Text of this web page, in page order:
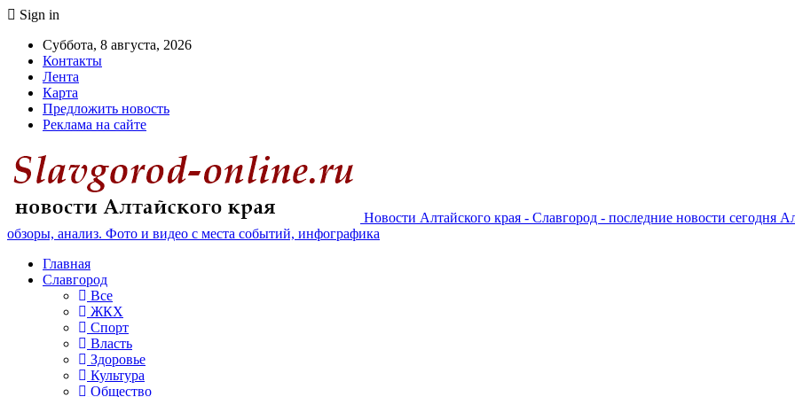
Sign in
Суббота, 8 августа, 2026
Контакты
Лента
Карта
Предложить новость
Реклама на сайте
Новости Алтайского края - Славгород - последние новости сегодня
обзоры, анализ. Фото и видео с места событий, инфографика
Главная
Славгород
Все
ЖКХ
Спорт
Власть
Здоровье
Культура
Общество